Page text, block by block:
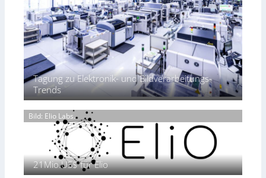
w
s
‘
N
i
g
h
t
2
0
2
6
z
u
r
T
h
r
m
o
g
r
a
f
i
e
ä
r
t
P
r
ä
s
z
i
n
E
M
E
Tagung zu Elektronik- und Bildverarbeitungs-
Trends
Bild: Elio Labs.
21Mio.US$ für Elio